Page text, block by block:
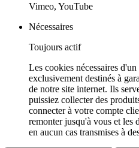
Vimeo, YouTube
Nécessaires
Toujours actif
Les cookies nécessaires
exclusivement destinés à
de notre site internet. Ils
puissiez collecter des
connecter à votre compte
remonter jusqu'à vous et les
en aucun cas transmises à